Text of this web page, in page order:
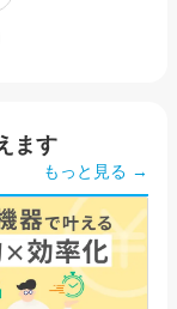
ます
もっと見る →